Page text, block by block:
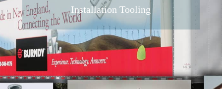
Installation Tooling